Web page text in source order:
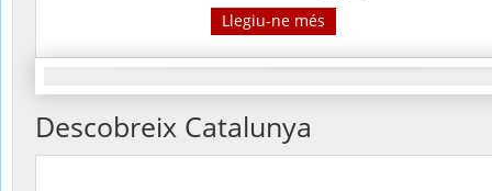
Llegiu-ne més
Descobreix Catalunya